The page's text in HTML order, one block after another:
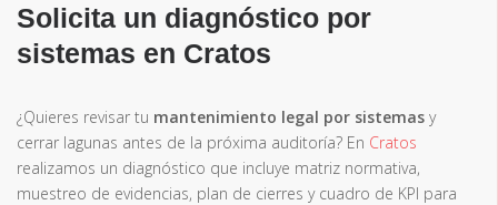
Solicita un diagnóstico por
sistemas en Cratos
¿Quieres revisar tu mantenimiento legal por sistemas y
cerrar lagunas antes de la próxima auditoría? En Cratos
realizamos un diagnóstico que incluye matriz normativa,
muestreo de evidencias, plan de cierres y cuadro de KPI para